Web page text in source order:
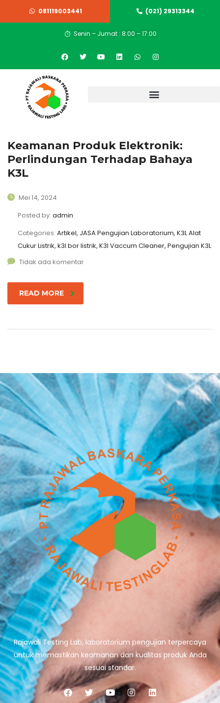
081119003441 (021) 29313344
Senin – Jumat : 8:00 – 17:00
Keamanan Produk Elektronik:
Perlindungan Terhadap Bahaya
K3L
Mei 14, 2024
Posted by: admin
Categories: Artikel, JASA Pengujian Laboratorium, K3L Alat
Cukur Listrik, k3l bor listrik, K3l Vaccum Cleaner, Pengujian K3L
Tidak ada komentar
READ MORE
Rajawali Testing Lab, laboratorium pengujian terpercaya
untuk memastikan keamanan dan kualitas produk Anda
sesuai standar.